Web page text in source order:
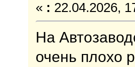
« : 22.04.2026,
На
очень плохо